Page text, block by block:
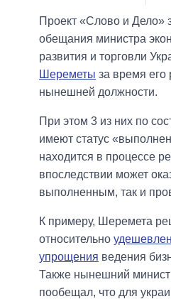
Проект «Слово и Дело»
обещания министра
развития и торговли
Шереметы за время его
нынешней должности.
При этом 3 из них по
имеют статус
находится в процессе
впоследствии может
выполненным, так и
К примеру, Шеремета
относительно
упрощения ведения
Также нынешний
пообещал, что для